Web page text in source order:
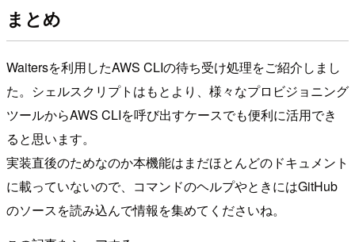
まとめ
Waitersを利用したAWS CLIの待ち受け処理をご紹介しまし
た。シェルスクリプトはもとより、様々なプロビジョニング
ツールからAWS CLIを呼び出すケースでも便利に活用でき
ると思います。
実装直後のためなのか本機能はまだほとんどのドキュメント
に載っていないので、コマンドのヘルプやときにはGitHub
のソースを読み込んで情報を集めてくださいね。